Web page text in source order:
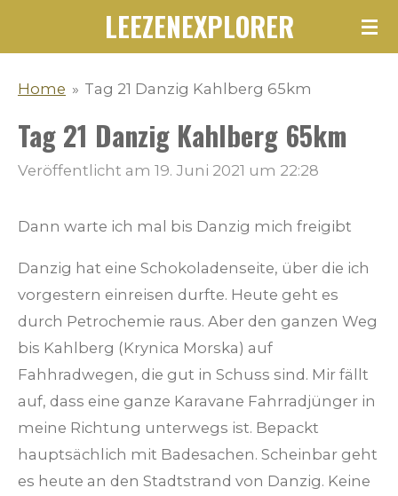
LEEZENEXPLORER
Home » Tag 21 Danzig Kahlberg 65km
Tag 21 Danzig Kahlberg 65km
Veröffentlicht am 19. Juni 2021 um 22:28
Dann warte ich mal bis Danzig mich freigibt
Danzig hat eine Schokoladenseite, über die ich
vorgestern einreisen durfte. Heute geht es
durch Petrochemie raus. Aber den ganzen Weg
bis Kahlberg (Krynica Morska) auf
Fahhradwegen, die gut in Schuss sind. Mir fällt
auf, dass eine ganze Karavane Fahrradjünger in
meine Richtung unterwegs ist. Bepackt
hauptsächlich mit Badesachen. Scheinbar geht
es heute an den Stadtstrand von Danzig. Keine